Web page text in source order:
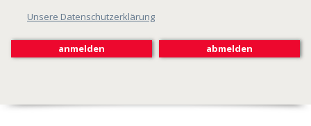
Unsere Datenschutzerklärung